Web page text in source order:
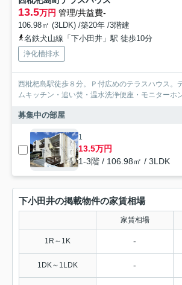
13.5万円 管理/共益費-
106.98㎡ (3LDK) /築20年 /3階建
名鉄犬山線「下小田井」駅 徒歩10分
浄化槽排水
西枇杷島駅徒歩８分。Ｐ付広めのテラスハウス。
ムキッチン・追い焚・温水洗浄便座・モニターホ
募集中の部屋
1
13.5万円
1-3階 / 106.98㎡ / 3LDK
下小田井の掲載物件の家賃相場
家賃相場
1R～1K -
1DK～1LDK -